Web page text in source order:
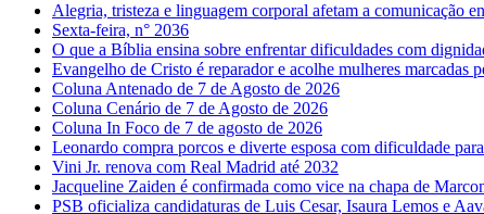
Alegria, tristeza e linguagem corporal afetam a comunicação
Sexta-feira, n° 2036
O que a Bíblia ensina sobre enfrentar dificuldades com
Evangelho de Cristo é reparador e acolhe mulheres marcadas
Coluna Antenado de 7 de Agosto de 2026
Coluna Cenário de 7 de Agosto de 2026
Coluna In Foco de 7 de agosto de 2026
Leonardo compra porcos e diverte esposa com dificuldade
Vini Jr. renova com Real Madrid até 2032
Jacqueline Zaiden é confirmada como vice na chapa de
PSB oficializa candidaturas de Luis Cesar, Isaura Lemos e